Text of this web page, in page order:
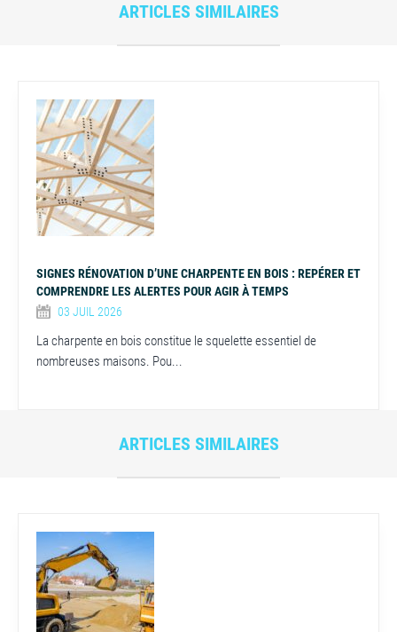
ARTICLES SIMILAIRES
SIGNES RÉNOVATION D’UNE CHARPENTE EN BOIS : REPÉRER ET
COMPRENDRE LES ALERTES POUR AGIR À TEMPS
03 JUIL 2026
La charpente en bois constitue le squelette essentiel de
nombreuses maisons. Pou...
ARTICLES SIMILAIRES